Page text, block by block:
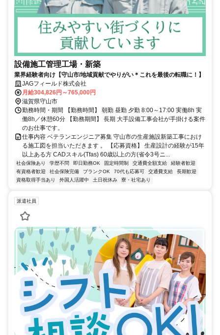
設備施工管理工場・新築
業界経験者向け【守山市/地域貢献でやりがい＊これを最後の転職に！】
JAGフィールド株式会社
月給304,826円～765,000円
滋賀県守山市
勤務時間・期間 【勤務時間】 朝勤 昼勤 夕勤 8:00～17:00 実働8h 実
働8h／休憩60分 【勤務期間】 長期 大手設備工事会社が手掛ける案件
のお仕事です。
仕事内容 ベテランエンジニア募集 守山市の生産施設新築工事におけ
る施工図を担当いただきます 。 【応募資格】 生産設計の経験が15年
以上ある方 CADスキル(Tfas) 60歳以上の方(省令3号ニ...
社会保険あり 学歴不問 即日勤務OK 固定時間制 交通費全額支給
経験者歓迎
有資格者歓迎
社会保険完備 ブランクOK 70代も応募可 交通費支給
長期歓迎
資格取得手当あり
外国人活躍中 土日祝休み 寮・社宅あり
派遣社員